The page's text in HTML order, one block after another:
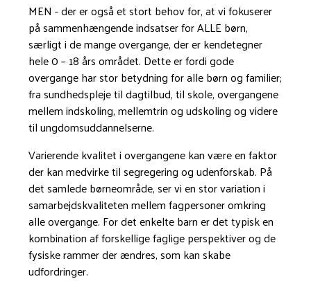
MEN - der er også et stort behov for, at vi fokuserer
på sammenhængende indsatser for ALLE børn,
særligt i de mange overgange, der er kendetegner
hele 0 – 18 års området. Dette er fordi gode
overgange har stor betydning for alle børn og familier;
fra sundhedspleje til dagtilbud, til skole, overgangene
mellem indskoling, mellemtrin og udskoling og videre
til ungdomsuddannelserne.
Varierende kvalitet i overgangene kan være en faktor
der kan medvirke til segregering og udenforskab. På
det samlede børneområde, ser vi en stor variation i
samarbejdskvaliteten mellem fagpersoner omkring
alle overgange. For det enkelte barn er det typisk en
kombination af forskellige faglige perspektiver og de
fysiske rammer der ændres, som kan skabe
udfordringer.